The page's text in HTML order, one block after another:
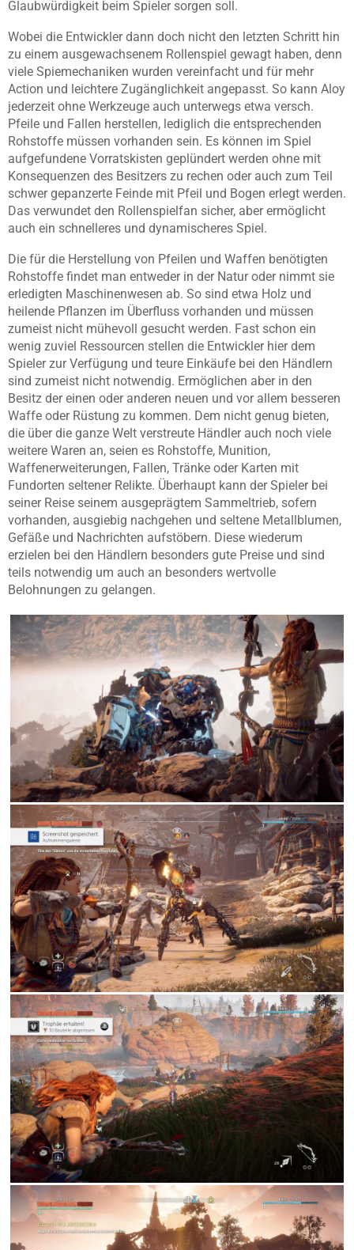
Glaubwürdigkeit beim Spieler sorgen soll.
Wobei die Entwickler dann doch nicht den letzten Schritt hin
zu einem ausgewachsenem Rollenspiel gewagt haben, denn
viele Spiemechaniken wurden vereinfacht und für mehr
Action und leichtere Zugänglichkeit angepasst. So kann Aloy
jederzeit ohne Werkzeuge auch unterwegs etwa versch.
Pfeile und Fallen herstellen, lediglich die entsprechenden
Rohstoffe müssen vorhanden sein. Es können im Spiel
aufgefundene Vorratskisten geplündert werden ohne mit
Konsequenzen des Besitzers zu rechen oder auch zum Teil
schwer gepanzerte Feinde mit Pfeil und Bogen erlegt werden.
Das verwundet den Rollenspielfan sicher, aber ermöglicht
auch ein schnelleres und dynamischeres Spiel.
Die für die Herstellung von Pfeilen und Waffen benötigten
Rohstoffe findet man entweder in der Natur oder nimmt sie
erledigten Maschinenwesen ab. So sind etwa Holz und
heilende Pflanzen im Überfluss vorhanden und müssen
zumeist nicht mühevoll gesucht werden. Fast schon ein
wenig zuviel Ressourcen stellen die Entwickler hier dem
Spieler zur Verfügung und teure Einkäufe bei den Händlern
sind zumeist nicht notwendig. Ermöglichen aber in den
Besitz der einen oder anderen neuen und vor allem besseren
Waffe oder Rüstung zu kommen. Dem nicht genug bieten,
die über die ganze Welt verstreute Händler auch noch viele
weitere Waren an, seien es Rohstoffe, Munition,
Waffenerweiterungen, Fallen, Tränke oder Karten mit
Fundorten seltener Relikte. Überhaupt kann der Spieler bei
seiner Reise seinem ausgeprägtem Sammeltrieb, sofern
vorhanden, ausgiebig nachgehen und seltene Metallblumen,
Gefäße und Nachrichten aufstöbern. Diese wiederum
erzielen bei den Händlern besonders gute Preise und sind
teils notwendig um auch an besonders wertvolle
Belohnungen zu gelangen.